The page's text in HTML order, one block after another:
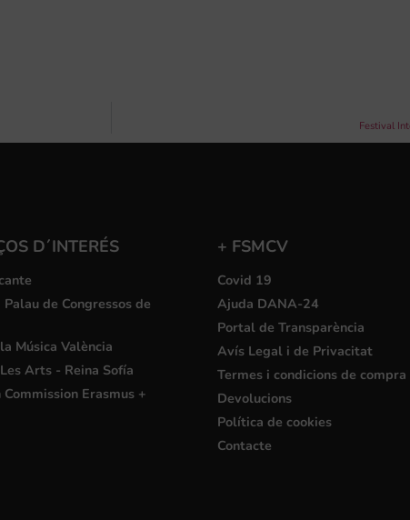
Festival
D´INTERÉS
de Congressos de
Música València
Arts - Reina Sofía
Commission Erasmus +
+ FSMCV
Covid 19
Ajuda DANA-24
Portal de Transparència
Avís Legal i de Privacitat
Termes i condicions de compra
Devolucions
Política de cookies
Contacte